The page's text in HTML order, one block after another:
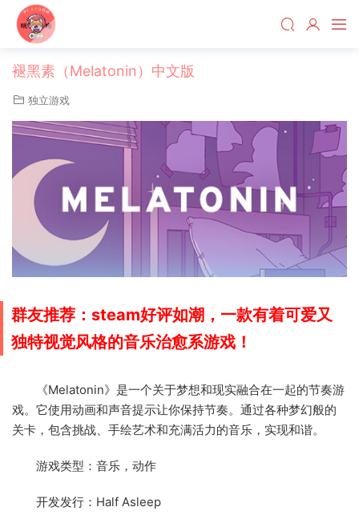
褪黑素（Melatonin）中文版
独立游戏
群友推荐：steam好评如潮，一款有着可爱又
独特视觉风格的音乐治愈系游戏！
《Melatonin》是一个关于梦想和现实融合在一起的节奏游
戏。它使用动画和声音提示让你保持节奏。通过各种梦幻般的
关卡，包含挑战、手绘艺术和充满活力的音乐，实现和谐。
游戏类型：音乐，动作
开发发行：Half Asleep